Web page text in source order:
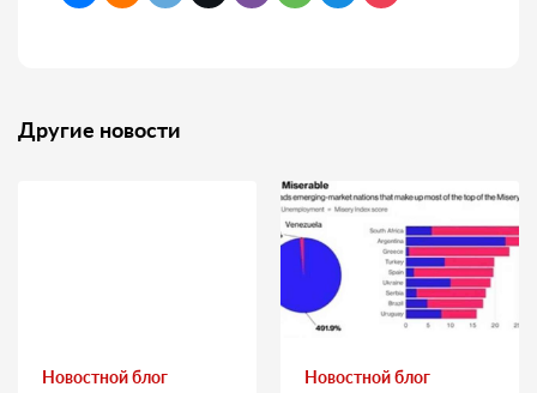
Другие новости
Новостной блог Новостной блог